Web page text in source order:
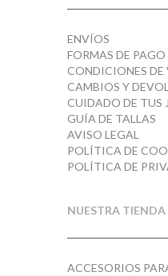
ENVÍOS
FORMAS DE PAGO
CONDICIONES DE
CAMBIOS Y
CUIDADO DE TUS
GUÍA DE TALLAS
AVISO LEGAL
POLÍTICA DE
POLÍTICA DE
NUESTRA TIENDA
ACCESORIOS